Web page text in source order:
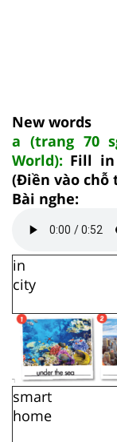
New words
a (trang 70
World): Fill in
(Điền vào chỗ
Bài nghe:
in
city
smart